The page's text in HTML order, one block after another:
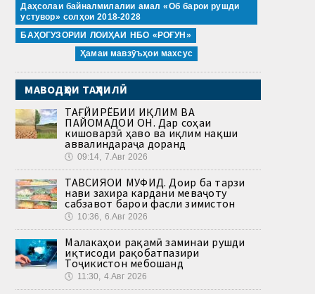
Даҳсолаи байналмилалии амал «Об барои рушди
устувор» солҳои 2018-2028
БАҲОГУЗОРИИ ЛОИҲАИ НБО «РОҒУН»
Ҳамаи мавзӯъҳои махсус
МАВОДҲОИ ТАҲЛИЛӢ
ТАҒЙИРЁБИИ ИҚЛИМ ВА
ПАЙОМАДҲОИ ОН. Дар соҳаи
кишоварзӣ ҳаво ва иқлим нақши
аввалиндараҷа доранд
🕔 09:14, 7.Авг 2026
ТАВСИЯҲОИ МУФИД. Доир ба тарзи
нави захира кардани меваҷоту
сабзавот барои фасли зимистон
🕔 10:36, 6.Авг 2026
Малакаҳои рақамӣ заминаи рушди
иқтисоди рақобатпазири
Тоҷикистон мебошанд
🕔 11:30, 4.Авг 2026